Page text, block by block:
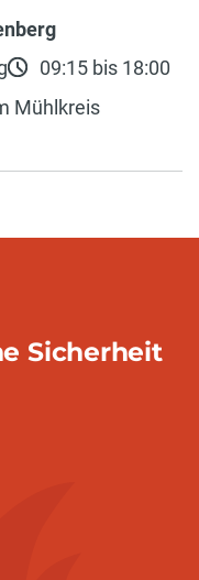
09:15 bis 18:00
Mühlkreis
Sicherheit